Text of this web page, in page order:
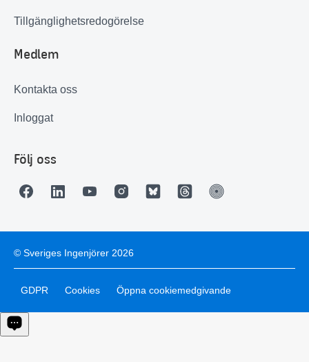
Tillgänglighetsredogörelse
Medlem
Kontakta oss
Inloggat
Följ oss
© Sveriges Ingenjörer 2026
GDPR Cookies Öppna cookiemedgivande